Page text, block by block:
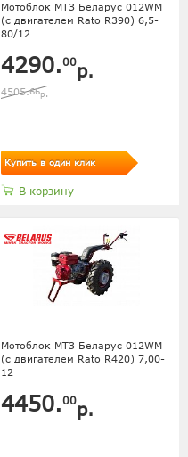
Мотоблок МТЗ Беларус 012WM
(с двигателем Rato R390) 6,5-
80/12
4290.00р.
4505.66р.
Купить в один клик
В корзину
Мотоблок МТЗ Беларус 012WM
(с двигателем Rato R420) 7,00-
12
4450.00р.